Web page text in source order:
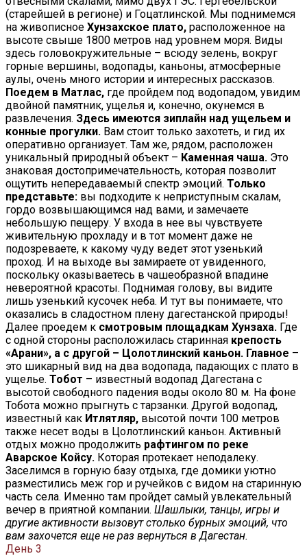
(старейшей в регионе) и Гоцатлинской. Мы поднимемся
на живописное Хунзахское плато, расположенное на
высоте свыше 1800 метров над уровнем моря. Виды
здесь головокружительные – всюду зелень, вокруг
горные вершины, водопады, каньоны, атмосферные
аулы, очень много истории и интересных рассказов.
Поедем в Матлас, где пройдем под водопадом, увидим
двойной памятник, ущелья и, конечно, окунемся в
развлечения. Здесь имеются зиплайн над ущельем и
конные прогулки. Вам стоит только захотеть, и гид их
оперативно организует. Там же, рядом, расположен
уникальный природный объект – Каменная чаша. Это
знаковая достопримечательность, которая позволит
ощутить непередаваемый спектр эмоций. Только
представьте: вы подходите к неприступным скалам,
гордо возвышающимся над вами, и замечаете
небольшую пещеру. У входа в нее вы чувствуете
живительную прохладу и в тот момент даже не
подозреваете, к какому чуду ведет этот узенький
проход. И на выходе вы замираете от увиденного,
поскольку оказываетесь в чашеобразной впадине
невероятной красоты. Поднимая голову, вы видите
лишь узенький кусочек неба. И тут вы понимаете, что
оказались в сладостном плену дагестанской природы!
Далее проедем к смотровым площадкам Хунзаха. Где
с одной стороны расположилась старинная крепость
«Арани», а с другой – Цолотлинский каньон. Главное –
это шикарный вид на два водопада, падающих с плато в
ущелье. Тобот – известный водопад Дагестана с
высотой свободного падения воды около 80 м. На фоне
Тобота можно прыгнуть с тарзанки. Другой водопад,
известный как Итлятляр, высотой почти 100 метров
также несет воды в Цолотлинский каньон. Активный
отдых можно продолжить рафтингом по реке
Аварское Койсу. Которая протекает неподалеку.
Заселимся в горную базу отдыха, где домики уютно
разместились меж гор и ручейков с видом на старинную
часть села. Именно там пройдет самый увлекательный
вечер в приятной компании. Шашлыки, танцы, игры и
другие активности вызовут столько бурных эмоций, что
вам захочется еще не раз вернуться в Дагестан.
День 3